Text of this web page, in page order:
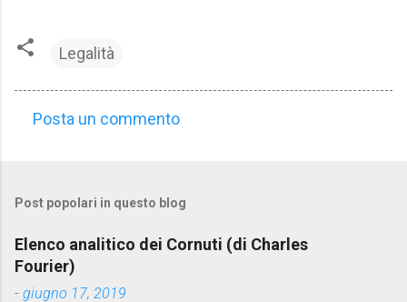
Legalità
m
e
n
t
Posta un commento
Post popolari in questo blog
Elenco analitico dei Cornuti (di Charles
Fourier)
- giugno 17, 2019